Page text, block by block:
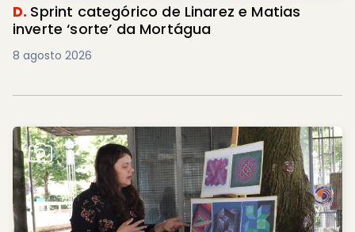
D. Sprint categórico de Linarez e Matias
inverte ‘sorte’ da Mortágua
8 agosto 2026